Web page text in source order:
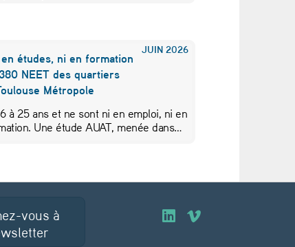
JUIN 2026
études, ni en formation
NEET des quartiers
Métropole
à 25 ans et ne sont ni en emploi, ni en
Une étude AUAT, menée dans…
vous à
O